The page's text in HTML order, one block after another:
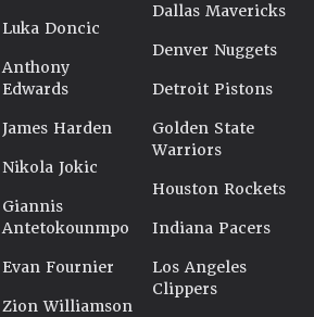
Luka Doncic
Anthony
Edwards
James Harden
Nikola Jokic
Giannis
Antetokounmpo
Evan Fournier
Zion Williamson
Dallas Mavericks
Denver Nuggets
Detroit Pistons
Golden State
Warriors
Houston Rockets
Indiana Pacers
Los Angeles
Clippers